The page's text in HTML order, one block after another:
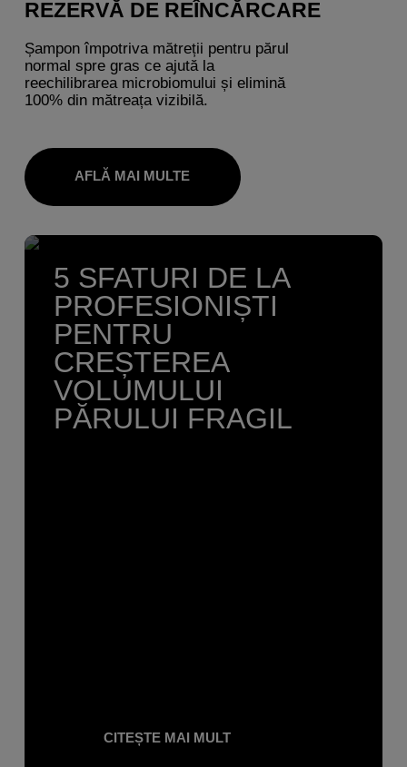
REZERVĂ DE REÎNCĂRCARE
Șampon împotriva mătreții pentru părul
normal spre gras ce ajută la
reechilibrarea microbiomului și elimină
100% din mătreața vizibilă.
AFLĂ MAI MULTE
5 SFATURI DE LA
PROFESIONIȘTI
PENTRU
CREȘTEREA
VOLUMULUI
PĂRULUI FRAGIL
CITEȘTE MAI MULT